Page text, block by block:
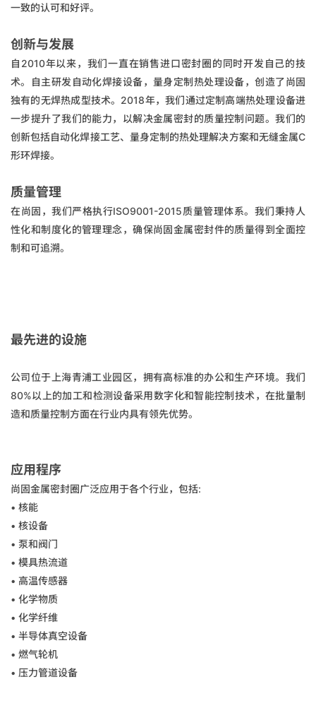
一致的认可和好评。
创新与发展
自2010年以来，我们一直在销售进口密封圈的同时开发自己的技
术。自主研发自动化焊接设备，量身定制热处理设备，创造了尚固
独有的无焊热成型技术。2018年，我们通过定制高端热处理设备进
一步提升了我们的能力，以解决金属密封的质量控制问题。我们的
创新包括自动化焊接工艺、量身定制的热处理解决方案和无缝金属C
形环焊接。
质量管理
在尚固，我们严格执行ISO9001-2015质量管理体系。我们秉持人
性化和制度化的管理理念，确保尚固金属密封件的质量得到全面控
制和可追溯。
最先进的设施
公司位于上海青浦工业园区，拥有高标准的办公和生产环境。我们
80%以上的加工和检测设备采用数字化和智能控制技术，在批量制
造和质量控制方面在行业内具有领先优势。
应用程序
尚固金属密封圈广泛应用于各个行业，包括:
• 核能
• 核设备
• 泵和阀门
• 模具热流道
• 高温传感器
• 化学物质
• 化学纤维
• 半导体真空设备
• 燃气轮机
• 压力管道设备